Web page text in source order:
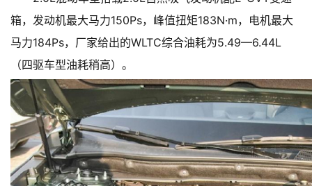
箱，发动机最大马力150Ps，峰值扭矩183N·m，电机最大
马力184Ps，厂家给出的WLTC综合油耗为5.49—6.44L
（四驱车型油耗稍高）。